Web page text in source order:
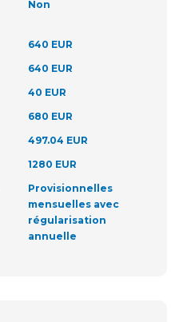
Non
640 EUR
640 EUR
40 EUR
680 EUR
497.04 EUR
1280 EUR
Provisionnelles
mensuelles avec
régularisation
annuelle